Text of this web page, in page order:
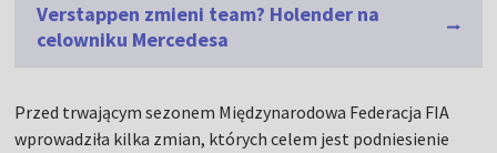
Verstappen zmieni team? Holender na
celowniku Mercedesa
Przed trwającym sezonem Międzynarodowa Federacja FIA
wprowadziła kilka zmian, których celem jest podniesienie